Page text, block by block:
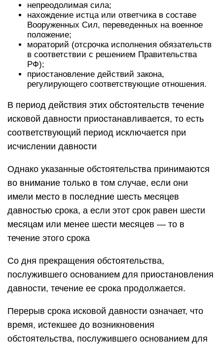
непреодолимая сила;
нахождение истца или ответчика в составе
Вооруженных Сил, переведенных на военное
положение;
мораторий (отсрочка исполнения обязательств
в соответствии с решением Правительства
РФ);
приостановление действий закона,
регулирующего соответствующие отношения.
В период действия этих обстоятельств течение
исковой давности приостанавливается, то есть
соответствующий период исключается при
исчислении давности
Однако указанные обстоятельства принимаются
во внимание только в том случае, если они
имели место в последние шесть месяцев
давностью срока, а если этот срок равен шести
месяцам или менее шести месяцев — то в
течение этого срока
Со дня прекращения обстоятельства,
послужившего основанием для приостановления
давности, течение ее срока продолжается.
Перерыв срока исковой давности означает, что
время, истекшее до возникновения
обстоятельства, послужившего основанием для